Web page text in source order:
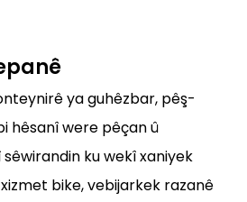
ya guhêzbar, pêş-
hêsanî were pêçan û
ku wekî xaniyek
bike, vebijarkek razanê